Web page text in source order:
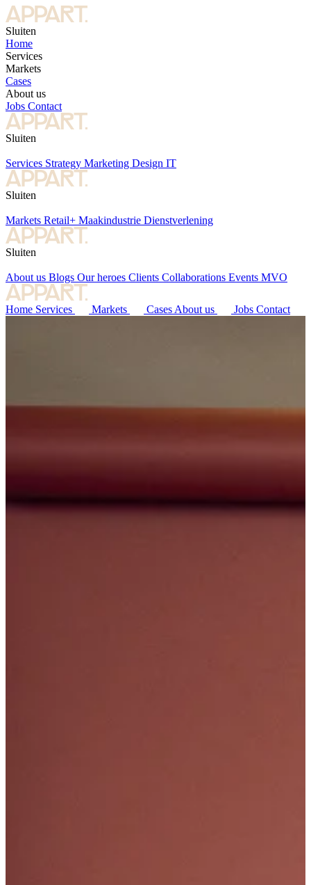
Sluiten
Home
Services
Markets
Cases
About us
Jobs Contact
Sluiten
Services Strategy Marketing Design IT
Sluiten
Markets Retail+ Maakindustrie Dienstverlening
Sluiten
About us Blogs Our heroes Clients Collaborations Events MVO
Home Services Markets Cases About us Jobs Contact